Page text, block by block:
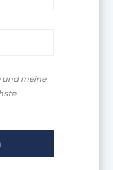
und meine